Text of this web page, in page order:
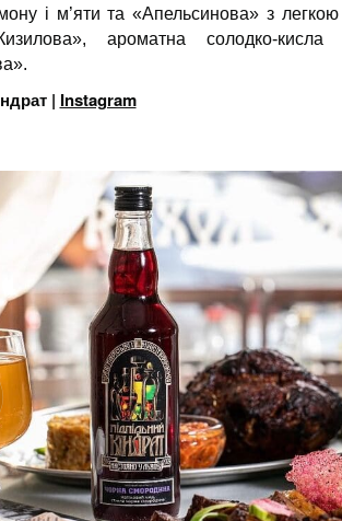
і м’яти та «Апельсинова» з
ароматна солодко-
| Instagram